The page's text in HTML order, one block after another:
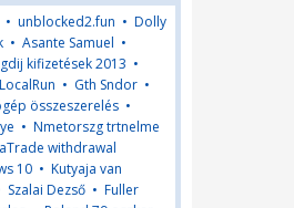
• unblocked2.fun • Dolly
• Asante Samuel •
kifizetések 2013 •
• Gth Sndor •
összeszerelés •
• Nmetorszg trtnelme
withdrawal
10 • Kutyaja van
Szalai Dezső • Fuller